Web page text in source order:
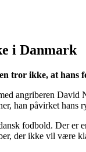
i Danmark
tror ikke, at hans
angriberen
han påvirket hans
fodbold. Der er
der ikke vil være